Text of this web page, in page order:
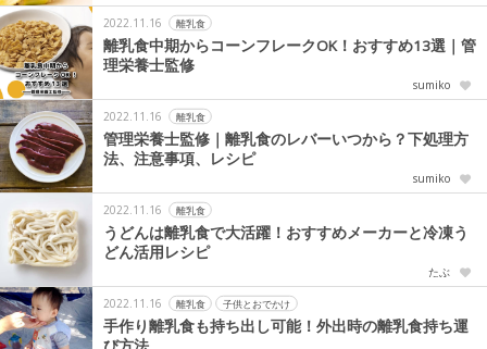
2022.11.16 離乳食
離乳食中期からコーンフレークOK！おすすめ13選｜管
理栄養士監修
sumiko
2022.11.16 離乳食
管理栄養士監修｜離乳食のレバーいつから？下処理方
法、注意事項、レシピ
sumiko
2022.11.16 離乳食
うどんは離乳食で大活躍！おすすめメーカーと冷凍う
どん活用レシピ
たぶ
2022.11.16 離乳食 子供とおでかけ
手作り離乳食も持ち出し可能！外出時の離乳食持ち運